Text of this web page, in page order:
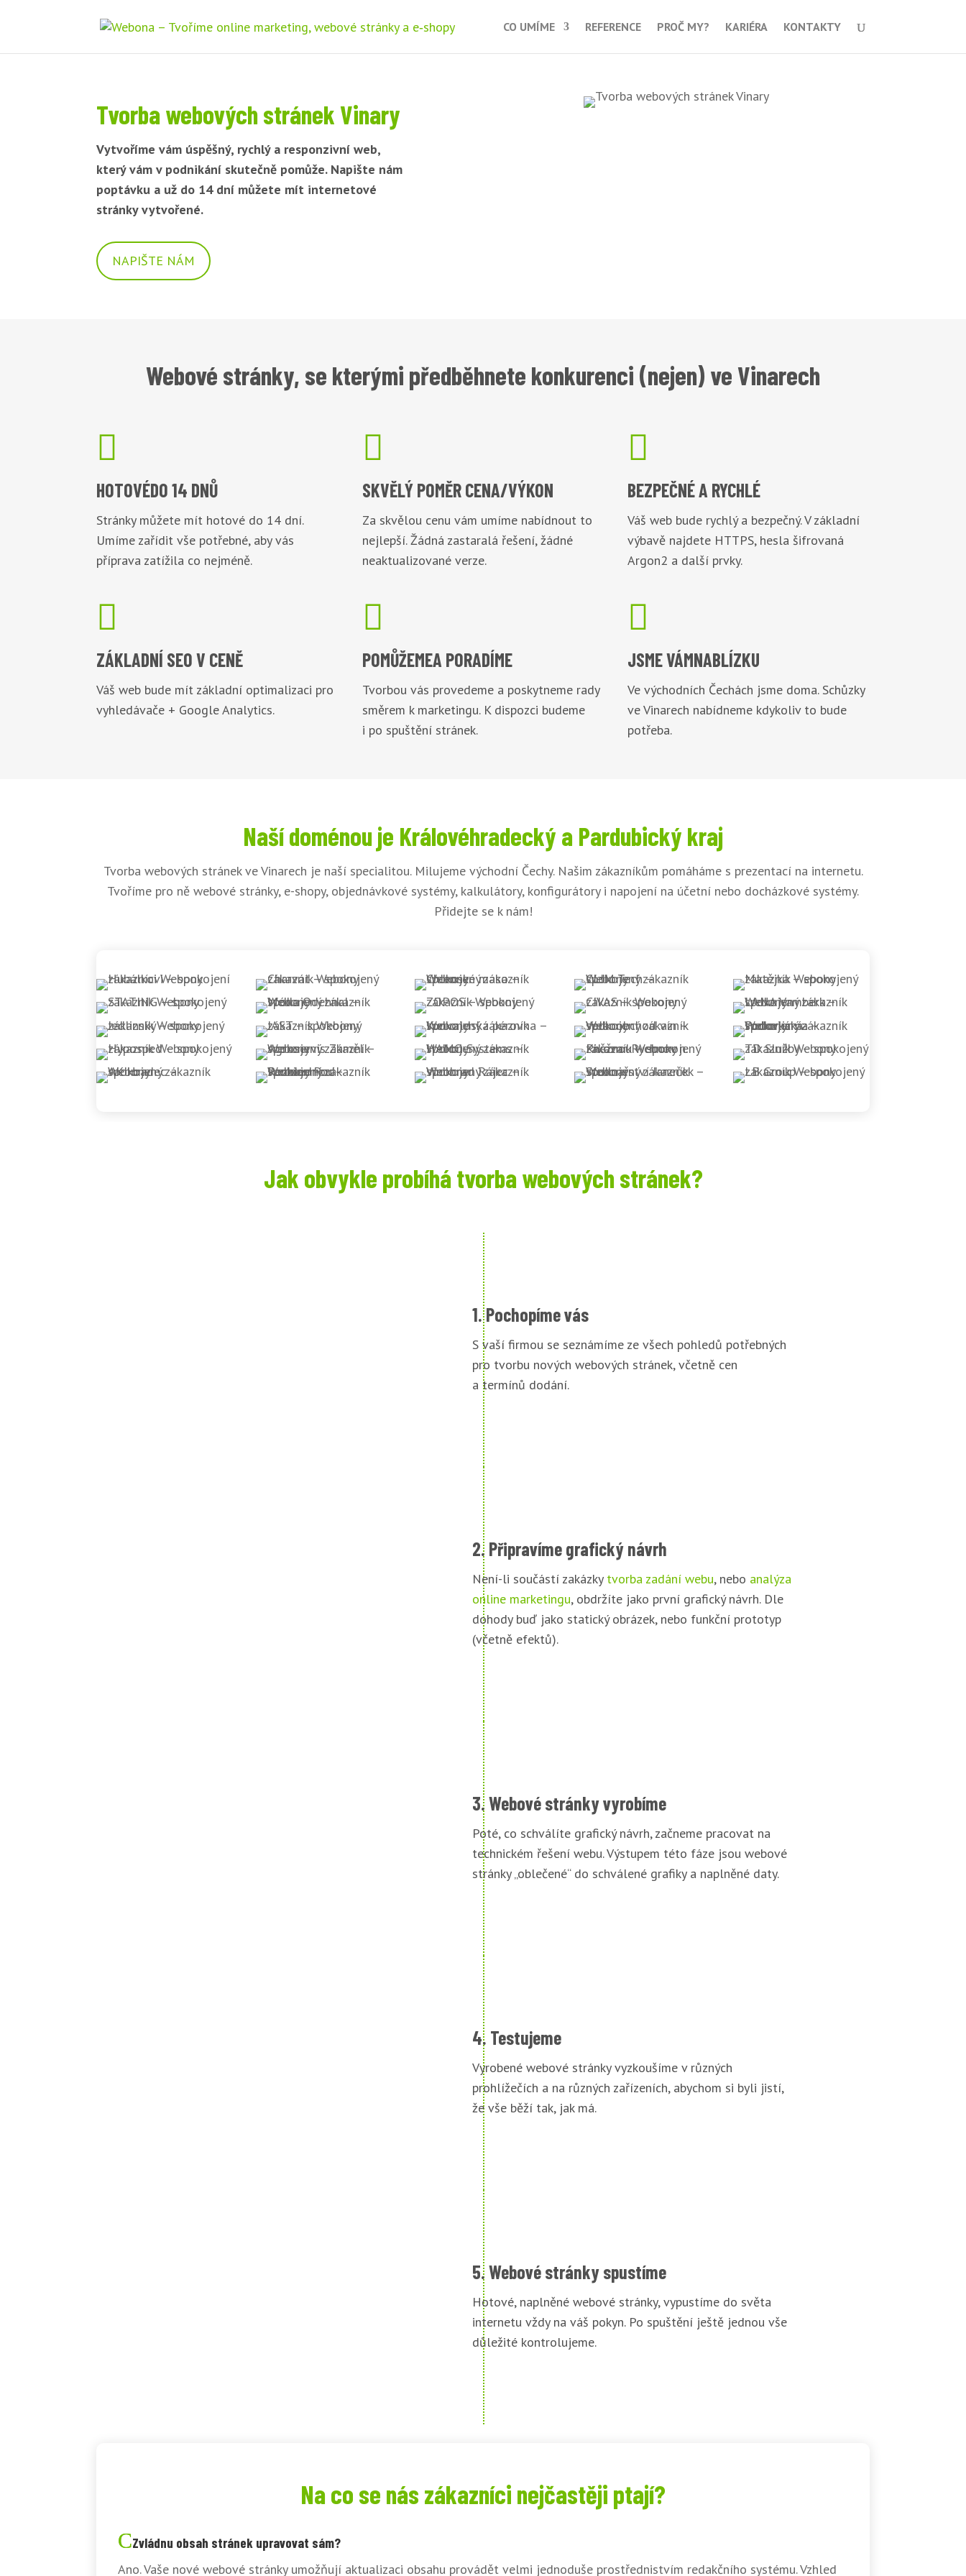
CO UMÍME REFERENCE PROČ MY? KARIÉRA KONTAKTY
Tvorba webových stránek Vinary
Vytvoříme vám úspěšný, rychlý a responzivní web,
který vám v podnikání skutečně pomůže. Napište nám
poptávku a už do 14 dní můžete mít internetové
stránky vytvořené.
NAPIŠTE NÁM
Webové stránky, se kterými předběhnete konkurenci (nejen) ve Vinarech

HOTOVÉDO 14 DNŮ
Stránky můžete mít hotové do 14 dní.
Umíme zařídit vše potřebné, aby vás
příprava zatížila co nejméně.

SKVĚLÝ POMĚRCENA/VÝKON
Za skvělou cenu vám umíme nabídnout to
nejlepší. Žádná zastaralá řešení, žádné
neaktualizované verze.

BEZPEČNÉA RYCHLÉ
Váš web bude rychlý a bezpečný. V základní
výbavě najdete HTTPS, hesla šifrovaná
Argon2 a další prvky.

ZÁKLADNÍ SEO V CENĚ
Váš web bude mít základní optimalizaci pro
vyhledávače + Google Analytics.

POMŮŽEMEA PORADÍME
Tvorbou vás provedeme a poskytneme rady
směrem k marketingu. K dispozci budeme
i po spuštění stránek.

JSME VÁMNABLÍZKU
Ve východních Čechách jsme doma. Schůzky
ve Vinarech nabídneme kdykoliv to bude
potřeba.
Naší doménou je Královéhradecký a Pardubický kraj
Tvorba webových stránek ve Vinarech je naší specialitou. Milujeme východní Čechy. Našim zákazníkům pomáháme s prezentací na internetu.
Tvoříme pro ně webové stránky, e-shopy, objednávkové systémy, kalkulátory, konfigurátory i napojení na účetní nebo docházkové systémy.
Přidejte se k nám!
Jak obvykle probíhá tvorba webových stránek?
1. Pochopíme vás
S vaší firmou se seznámíme ze všech pohledů potřebných
pro tvorbu nových webových stránek, včetně cen
a termínů dodání.
2. Připravíme grafický návrh
Není-li součástí zakázky tvorba zadání webu, nebo analýza
online marketingu, obdržíte jako první grafický návrh. Dle
dohody buď jako statický obrázek, nebo funkční prototyp
(včetně efektů).
3. Webové stránky vyrobíme
Poté, co schválíte grafický návrh, začneme pracovat na
technickém řešení webu. Výstupem této fáze jsou webové
stránky „oblečené“ do schválené grafiky a naplněné daty.
4. Testujeme
Vyrobené webové stránky vyzkoušíme v různých
prohlížečích a na různých zařízeních, abychom si byli jistí,
že vše běží tak, jak má.
5. Webové stránky spustíme
Hotové, naplněné webové stránky, vypustíme do světa
internetu vždy na váš pokyn. Po spuštění ještě jednou vše
důležité kontrolujeme.
Na co se nás zákazníci nejčastěji ptají?
Zvládnu obsah stránek upravovat sám?
Ano. Vaše nové webové stránky umožňují aktualizaci obsahu provádět velmi jednoduše prostřednistvím redakčního systému. Vzhled